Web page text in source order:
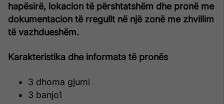
hapësirë, lokacion të përshtatshëm dhe pronë me
dokumentacion të rregullt në një zonë me zhvillim
të vazhdueshëm.
Karakteristika dhe informata të pronës
3 dhoma gjumi
3 banjo1